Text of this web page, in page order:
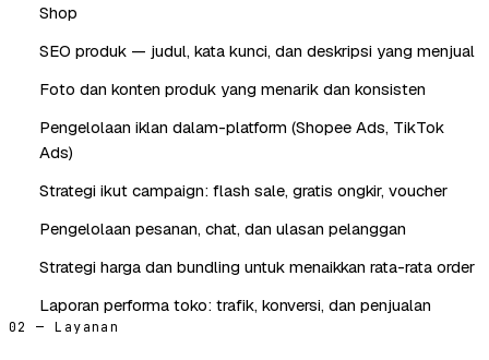
Shop
SEO produk — judul, kata kunci, dan deskripsi yang menjual
Foto dan konten produk yang menarik dan konsisten
Pengelolaan iklan dalam-platform (Shopee Ads, TikTok
Ads)
Strategi ikut campaign: flash sale, gratis ongkir, voucher
Pengelolaan pesanan, chat, dan ulasan pelanggan
Strategi harga dan bundling untuk menaikkan rata-rata order
Laporan performa toko: trafik, konversi, dan penjualan
02 — Layanan